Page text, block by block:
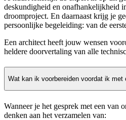
deskundigheid en onafhankelijkheid
droomproject. En daarnaast krijg je
persoonlijke begeleiding: van de
Een architect heeft jouw wensen
heldere doorvertaling van alle
Wat kan ik voorbereiden voordat ik
Wanneer je het gesprek met een van
denken aan het verzamelen van: